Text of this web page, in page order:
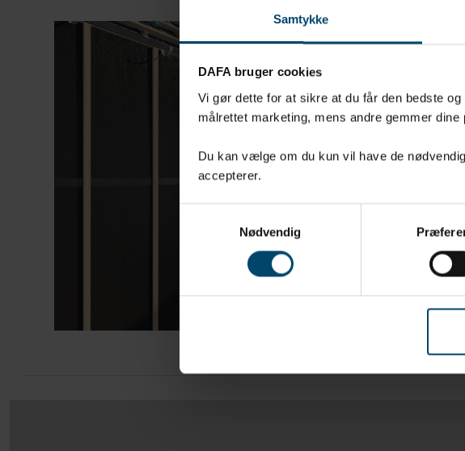
Samtykke
DAFA bruger cookies
Vi gør dette for at sikre at du får den bedste
målrettet marketing, mens andre gemmer
Du kan vælge om du kun vil have de
accepterer.
Nødvendig